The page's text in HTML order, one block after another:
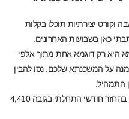
יצירתיות תוכלו בקלות
כאן בשבועות האחרונים.
היא רק דוגמא אחת מתוך אלפי
על המשכנתא שלכם. נסו להבין
התמהיל.
מתחילים – נניח משכנתא של 800,000 ₪ בהחזר חודשי התחלתי בגובה 4,410